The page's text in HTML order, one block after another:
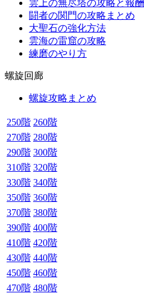
雲上の無尽塔の攻略と報酬
闘者の関門の攻略まとめ
大聖石の強化方法
雲海の雷窟の攻略
練磨のやり方
螺旋回廊
螺旋攻略まとめ
250階 260階
270階 280階
290階 300階
310階 320階
330階 340階
350階 360階
370階 380階
390階 400階
410階 420階
430階 440階
450階 460階
470階 480階